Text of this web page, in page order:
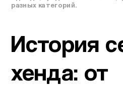
разных категорий.
История
хенда: от